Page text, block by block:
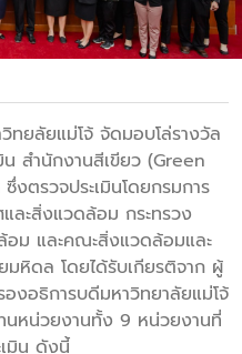
ยลัยแม่โจ้ จัดมอบโล่รางวัล
น สำนักงานสีเขียว (Green
งตรวจประเมินโดยกรมการ
ละสิ่งแวดล้อม กระทรวง
อม และคณะสิ่งแวดล้อมและ
หิดล โดยได้รับเกียรติจาก ผู้
งอธิการบดีมหาวิทยาลัยแม่โจ้
นหน่วยงานทั้ง 9 หน่วยงานที่
เมิน ดังนี้